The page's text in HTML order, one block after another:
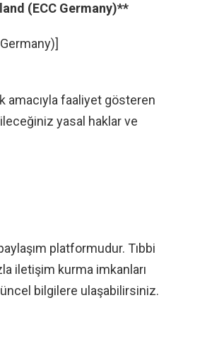
(ECC Germany)**
amacıyla faaliyet gösteren
yasal haklar ve
platformudur. Tıbbi
iletişim kurma imkanları
bilgilere ulaşabilirsiniz.